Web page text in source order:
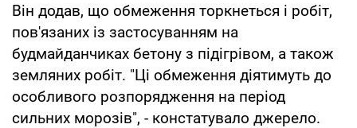
Він додав, що обмеження торкнеться і робіт,
пов'язаних із застосуванням на
будмайданчиках бетону з підігрівом, а також
земляних робіт. "Ці обмеження діятимуть до
особливого розпорядження на період
сильних морозів", - констатувало джерело.